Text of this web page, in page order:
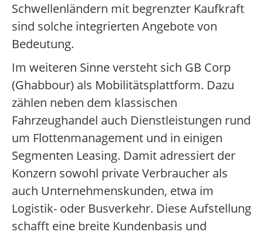
Schwellenländern mit begrenzter Kaufkraft
sind solche integrierten Angebote von
Bedeutung.
Im weiteren Sinne versteht sich GB Corp
(Ghabbour) als Mobilitätsplattform. Dazu
zählen neben dem klassischen
Fahrzeughandel auch Dienstleistungen rund
um Flottenmanagement und in einigen
Segmenten Leasing. Damit adressiert der
Konzern sowohl private Verbraucher als
auch Unternehmenskunden, etwa im
Logistik- oder Busverkehr. Diese Aufstellung
schafft eine breite Kundenbasis und